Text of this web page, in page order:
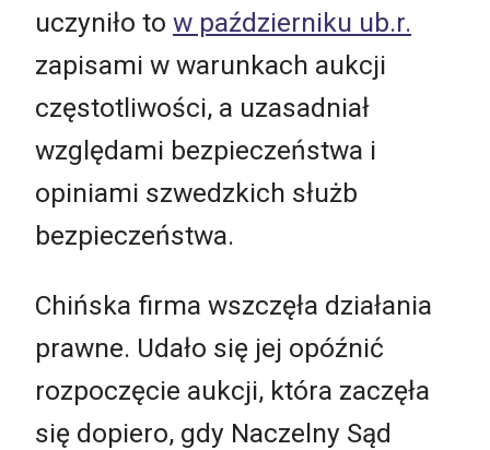
uczyniło to w październiku ub.r.
zapisami w warunkach aukcji
częstotliwości, a uzasadniał
względami bezpieczeństwa i
opiniami szwedzkich służb
bezpieczeństwa.
Chińska firma wszczęła działania
prawne. Udało się jej opóźnić
rozpoczęcie aukcji, która zaczęła
się dopiero, gdy Naczelny Sąd